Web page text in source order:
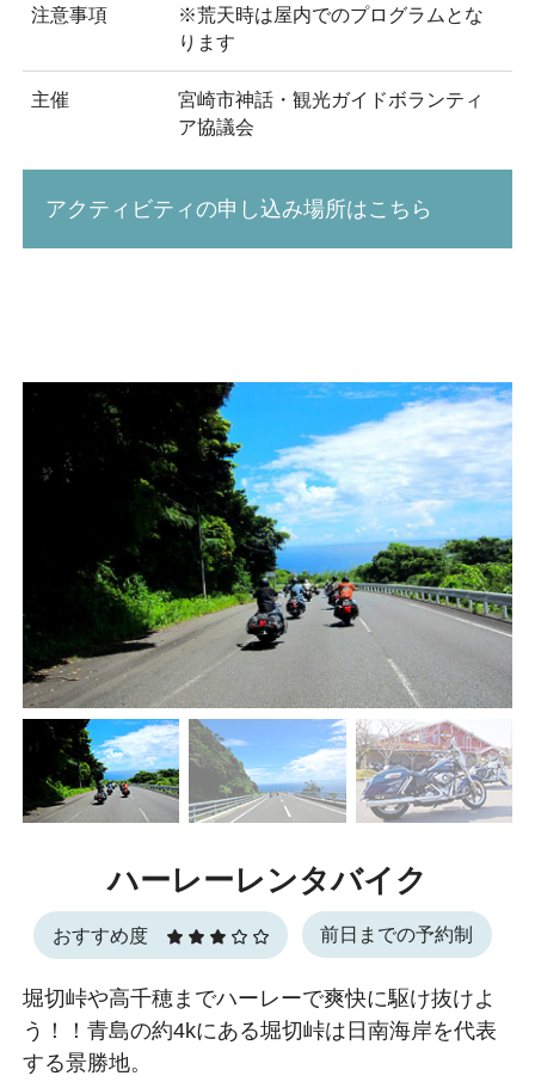
注意事項
※荒天時は屋内でのプログラムとな
ります
主催
宮崎市神話・観光ガイドボランティ
ア協議会
アクティビティの申し込み場所はこちら
ハーレーレンタバイク
おすすめ度 前日までの予約制
堀切峠や高千穂までハーレーで爽快に駆け抜けよ
う！！青島の約4kにある堀切峠は日南海岸を代表
する景勝地。